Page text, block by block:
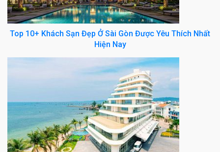
Top 10+ Khách Sạn Đẹp Ở Sài Gòn Được Yêu Thích Nhất
Hiện Nay